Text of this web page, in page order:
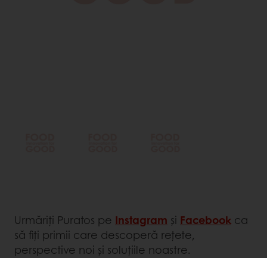
Urmăriți Puratos pe Instagram și Facebook ca
să fiți primii care descoperă rețete,
perspective noi și soluțiile noastre.